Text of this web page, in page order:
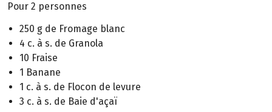
Pour 2 personnes
250 g de Fromage blanc
4 c. à s. de Granola
10 Fraise
1 Banane
1 c. à s. de Flocon de levure
3 c. à s. de Baie d'açaï